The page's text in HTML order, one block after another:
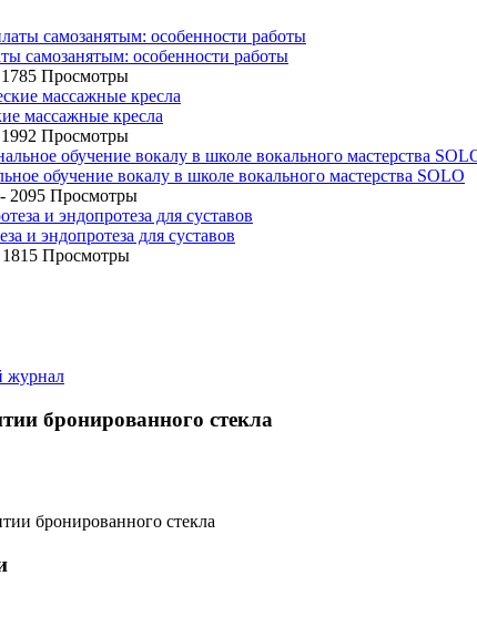
самозанятым: особенности работы
Просмотры
массажные кресла
Просмотры
обучение вокалу в школе вокального мастерства SOLO
- 2095 Просмотры
и эндопротеза для суставов
Просмотры
бронированного стекла
бронированного стекла